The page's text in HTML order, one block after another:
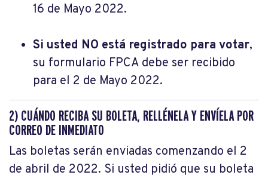
16 de Mayo 2022.
Si usted NO está registrado para votar,
su formulario FPCA debe ser recibido
para el 2 de Mayo 2022.
2) CUÁNDO RECIBA SU BOLETA, RELLÉNELA Y ENVÍELA POR
CORREO DE INMEDIATO
Las boletas serán enviadas comenzando el 2
de abril de 2022. Si usted pidió que su boleta